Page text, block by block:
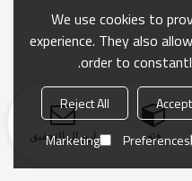
فئة ارسال التحقيق
We use cookies to
experience. They also
order to
Reject All
Preferences
Marketing